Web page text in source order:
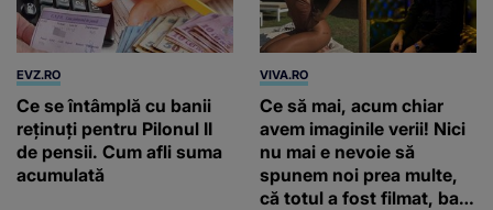
EVZ.RO
Ce se întâmplă cu banii
reținuți pentru Pilonul II
de pensii. Cum afli suma
acumulată
VIVA.RO
Ce să mai, acum chiar
avem imaginile verii! Nici
nu mai e nevoie să
spunem noi prea multe,
că totul a fost filmat, ba